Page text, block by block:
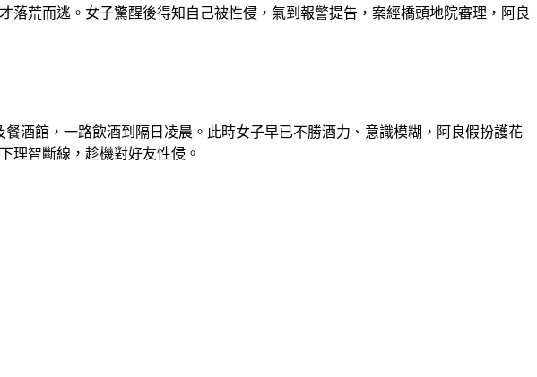
荒而逃。女子驚醒後得知自己被性侵，氣到報警提告，案經橋頭地院審理，阿良
酒館，一路飲酒到隔日凌晨。此時女子早已不勝酒力、意識模糊，阿良假扮護花
理智斷線，趁機對好友性侵。